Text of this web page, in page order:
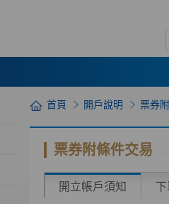
首頁 開戶說明 票券
票券附條件交易
開立帳戶須知